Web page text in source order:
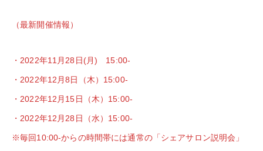
（最新開催情報）
・2022年11月28日(月) 15:00-
・2022年12月8日（木）15:00-
・2022年12月15日（木）15:00-
・2022年12月28日（水）15:00-
※毎回10:00-からの時間帯には通常の「シェアサロン説明会」